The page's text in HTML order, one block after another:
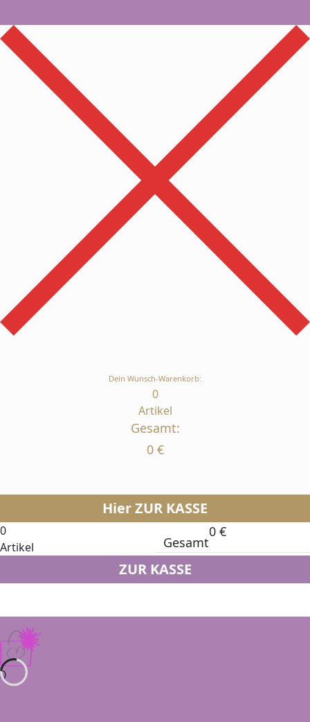
Dein Wunsch-Warenkorb:
0
Artikel
Gesamt:
0 €
Hier ZUR KASSE
0
Artikel
Gesamt
0 €
ZUR KASSE
0